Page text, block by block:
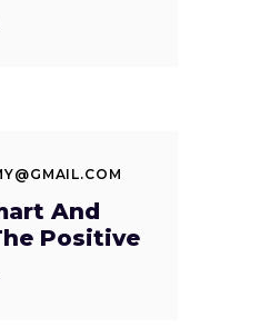
And
Positive